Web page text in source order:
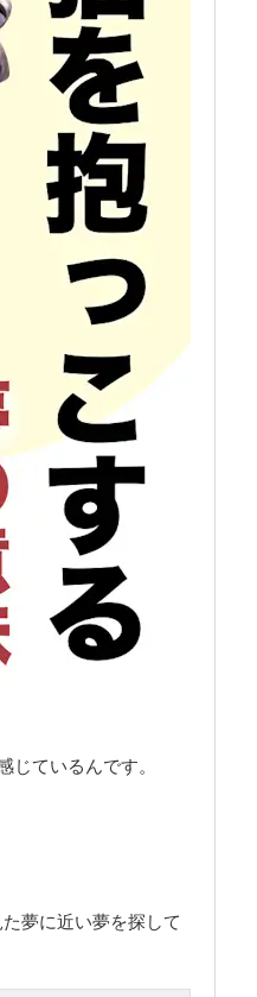
ているんです。
夢に近い夢を探して